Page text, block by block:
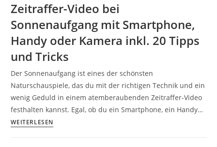
und
Winkel.
Nutzung
von
Filtern
und
Objektiven.
Sonnenuntergang
in
der
Stadt
Timelapse
mit
dem
Smartphone
inkl.
Zeitraffer-Video bei
Sonnenaufgang mit Smartphone,
Handy oder Kamera inkl. 20 Tipps
und Tricks
Der Sonnenaufgang ist eines der schönsten
Naturschauspiele, das du mit der richtigen Technik und ein
wenig Geduld in einem atemberaubenden Zeitraffer-Video
festhalten kannst. Egal, ob du ein Smartphone, ein Handy…
WEITERLESEN